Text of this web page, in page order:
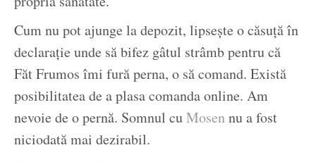
Cum nu pot ajunge la depozit, lipsește o căsuță în
declarație unde să bifez gâtul strâmb pentru că
Făt Frumos îmi fură perna, o să comand. Există
posibilitatea de a plasa comanda online. Am
nevoie de o pernă. Somnul cuMosennu a fost
niciodată mai dezirabil.